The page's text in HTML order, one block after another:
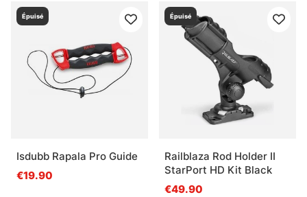
Épuisé
Isdubb Rapala Pro Guide
€19.90
Épuisé
Railblaza Rod Holder II
StarPort HD Kit Black
€49.90